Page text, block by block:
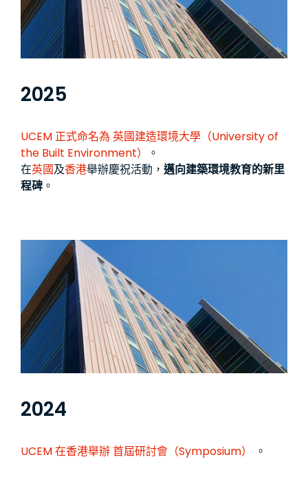
2025
UCEM 正式命名為 英國建造環境大學（University of
the Built Environment）
。
在英國及香港舉辦慶祝活動， 邁向建築環境教育的新里
程碑 。
2024
UCEM 在香港舉辦首屆研討會（Symposium） 。